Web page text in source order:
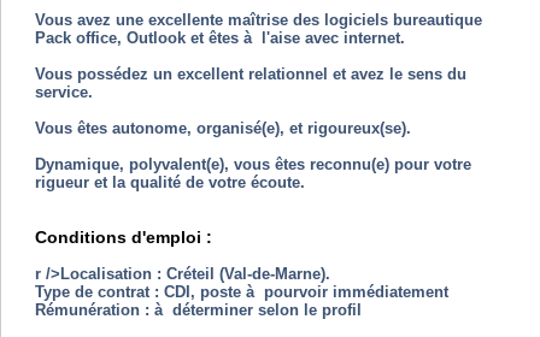
Vous avez une excellente maîtrise des logiciels bureautique
Pack office, Outlook et êtes à l'aise avec internet.
Vous possédez un excellent relationnel et avez le sens du
service.
Vous êtes autonome, organisé(e), et rigoureux(se).
Dynamique, polyvalent(e), vous êtes reconnu(e) pour votre
rigueur et la qualité de votre écoute.
Conditions d'emploi :
r />Localisation : Créteil (Val-de-Marne).
Type de contrat : CDI, poste à pourvoir immédiatement
Rémunération : à déterminer selon le profil